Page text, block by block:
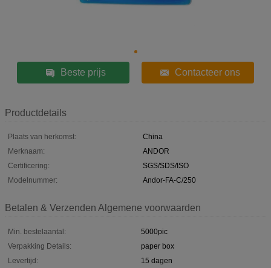
Beste prijs Contacteer ons
Productdetails
Plaats van herkomst:
China
Merknaam:
ANDOR
Certificering:
SGS/SDS/ISO
Modelnummer:
Andor-FA-C/250
Betalen & Verzenden Algemene voorwaarden
Min. bestelaantal:
5000pic
Verpakking Details:
paper box
Levertijd:
15 dagen